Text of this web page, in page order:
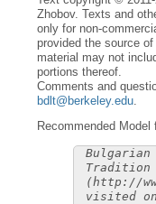
Zhobov. Texts and
only for non-
provided the source
material may not
portions thereof.
Comments and
bdlt@berkeley.edu.
Recommended Model
Tradition
(http://
visited on